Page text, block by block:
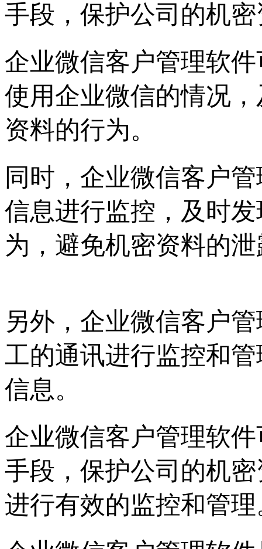
手段，保护公司的机
企业微信客户管理软
使用企业微信的情况
资料的行为。
同时，企业微信客户
信息进行监控，及时
为，避免机密资料的
另外，企业微信客户
工的通讯进行监控和
信息。
企业微信客户管理软
手段，保护公司的机
进行有效的监控和管理